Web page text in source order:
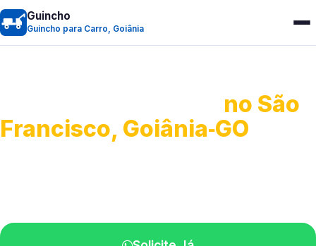
Guincho
Guincho para Carro, Goiânia
no São
Francisco, Goiânia‑GO